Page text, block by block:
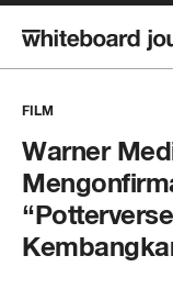
FILM
Warner